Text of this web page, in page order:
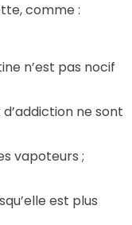
comme :
n’est pas nocif
ne sont
vapoteurs ;
est plus